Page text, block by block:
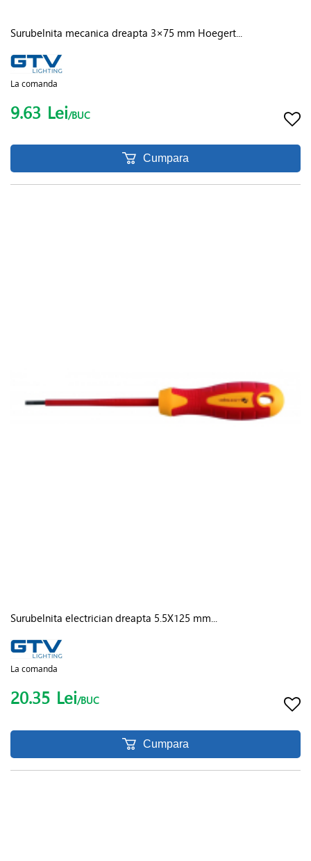
Surubelnita mecanica dreapta 3×75 mm Hoegert...
La comanda
9.63 Lei/BUC
Cumpara
Surubelnita electrician dreapta 5.5X125 mm...
La comanda
20.35 Lei/BUC
Cumpara